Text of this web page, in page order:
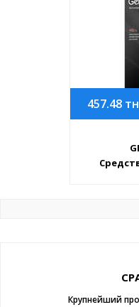
457.48
Крупнейший